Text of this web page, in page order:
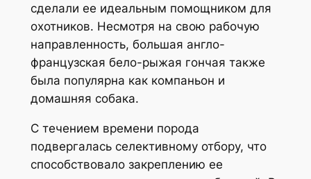
сделали ее идеальным помощником для
охотников. Несмотря на свою рабочую
направленность, большая англо-
французская бело-рыжая гончая также
была популярна как компаньон и
домашняя собака.
С течением времени порода
подвергалась селективному отбору, что
способствовало закреплению ее